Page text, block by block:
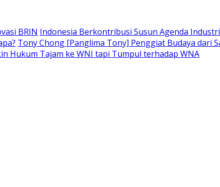
BRIN Indonesia Berkontribusi Susun Agenda
Tony Chong [Panglima Tony] Penggiat Budaya dari
Hukum Tajam ke WNI tapi Tumpul terhadap WNA